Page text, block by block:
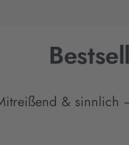
& sinnlich